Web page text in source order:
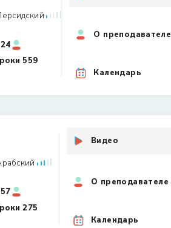
24 Всего студентов
559
О преподавателе
Календарь
57 Всего студентов
275
Видео
О преподавателе
Календарь